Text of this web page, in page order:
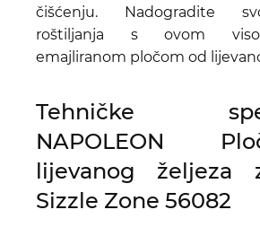
čišćenju. Nadogradite
roštiljanja s ovom
emajliranom pločom od
Tehničke
NAPOLEON
lijevanog željeza
Sizzle Zone 56082